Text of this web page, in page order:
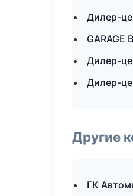
Дилер-
GARAGE
Дилер-
Дилер-
Другие
ГК